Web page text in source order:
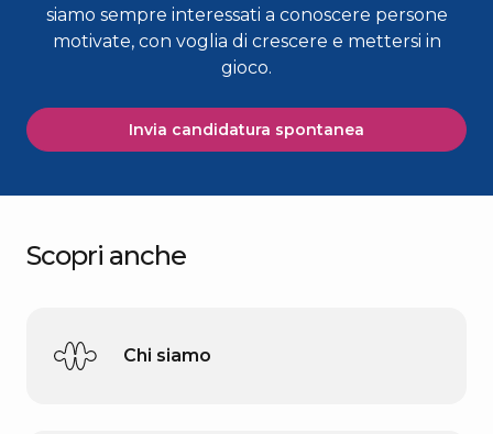
siamo sempre interessati a conoscere persone
motivate, con voglia di crescere e mettersi in
gioco.
Invia candidatura spontanea
Scopri anche
Chi siamo